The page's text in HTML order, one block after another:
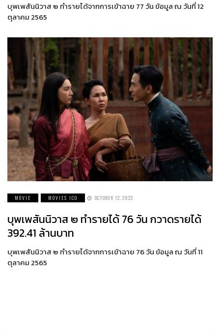
บุพเพสันนิวาส ๒ ทำรายได้จากการเข้าฉาย 77 วัน ข้อมูล ณ วันที่ 12
ตุลาคม 2565
MOVIE MOVIES ICO OCTOBER 12, 2022
บุพเพสันนิวาส ๒ ทำรายได้ 76 วัน กวาดรายได้
392.41 ล้านบาท
บุพเพสันนิวาส ๒ ทำรายได้จากการเข้าฉาย 76 วัน ข้อมูล ณ วันที่ 11
ตุลาคม 2565